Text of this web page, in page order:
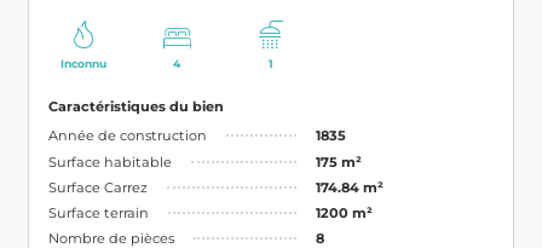
Inconnu 4 1
Caractéristiques du bien
Année de construction
1835
Surface habitable
175 m²
Surface Carrez
174.84 m²
Surface terrain
1200 m²
Nombre de pièces
8